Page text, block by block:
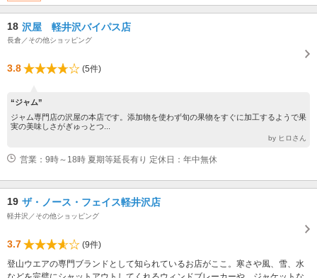
18 沢屋 軽井沢バイパス店
長倉／その他ショッピング
3.8 (5件)
“ジャム”
ジャム専門店の沢屋の本店です。添加物を使わず旬の果物をすぐに加工するようで果
実の美味しさがぎゅっとつ...
by ヒロさん
営業：9時～18時 夏期等延長有り 定休日：年中無休
19 ザ・ノース・フェイス軽井沢店
軽井沢／その他ショッピング
3.7
(9件)
登山ウエアの専門ブランドとして知られているお店がここ。寒さや風、雪、水